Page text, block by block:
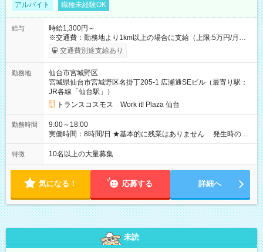
アルバイト 職種未経験OK
給与
時給1,300円～
※交通費：勤務地より1km以上の場合に支給（上限:5万円/月・
2,500円/日） ※残業代：残業発生時は1分単位で支給 ※研修中の
給与変動なし ＜ 収入例 ＞ ■週5日勤務の場合… 月収22万8,800
4日勤務の場合… 月収16万6,400円以上可能 ※交通費別途支給
（時給1,300円×8時間×16日） 【試用期間】試用期間なし
交通費別途支給あり
勤務地
仙台市宮城野区
宮城県仙台市宮城野区名掛丁205-1 広瀬通SEビル（最寄り駅：
JR各線「仙台駅」）
トランスコスモス Work it! Plaza 仙台
勤務時間
9:00～18:00
実働時間：8時間/日 ★基本的に残業はありません 発生時の残
業代は1分単位で支給いたします
特徴 10名以上の大量募集
気になる！ 応募する 詳細へ
未読